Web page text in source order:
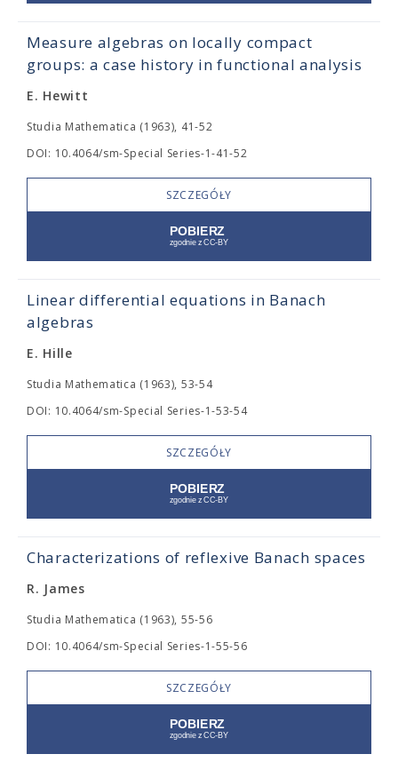
Measure algebras on locally compact
groups: a case history in functional analysis
E. Hewitt
Studia Mathematica (1963), 41-52
DOI: 10.4064/sm-Special Series-1-41-52
SZCZEGÓŁY
Linear differential equations in Banach
algebras
E. Hille
Studia Mathematica (1963), 53-54
DOI: 10.4064/sm-Special Series-1-53-54
SZCZEGÓŁY
Characterizations of reflexive Banach spaces
R. James
Studia Mathematica (1963), 55-56
DOI: 10.4064/sm-Special Series-1-55-56
SZCZEGÓŁY